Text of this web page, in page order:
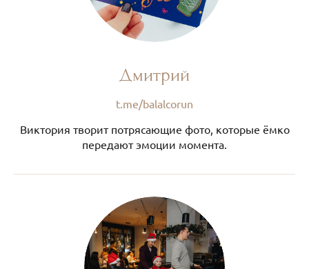
Дмитрий
t.me/balalcorun
Виктория творит потрясающие фото, которые ёмко
передают эмоции момента.